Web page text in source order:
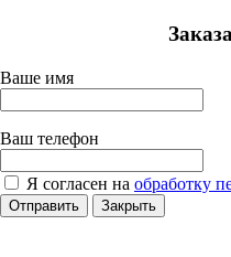
Ваше имя
Ваш телефон
Я согласен на обработку
Отправить Закрыть